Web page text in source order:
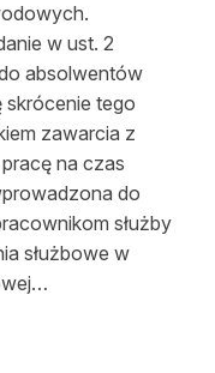
w ust. 2
absolwentów
tego
zawarcia z
na czas
do
służby
służbowe w